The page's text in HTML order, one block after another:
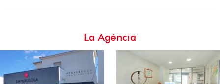
La Agéncia